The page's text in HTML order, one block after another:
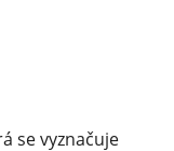
se vyznačuje